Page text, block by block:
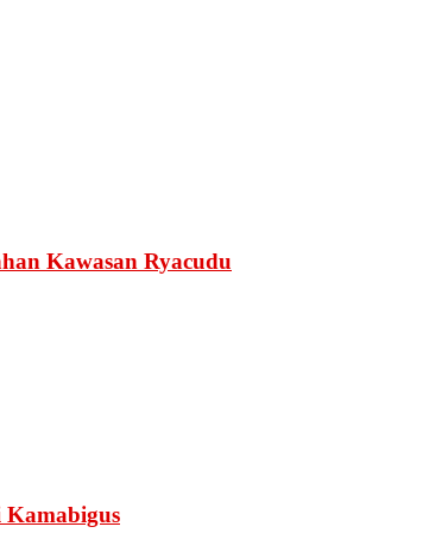
Kawasan Ryacudu